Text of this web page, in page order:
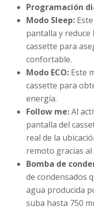
Programación
Modo Sleep:
pantalla y reduce
cassette para
confortable.
Modo ECO: Este
cassette para
energía.
Follow me:Al
pantalla del
real de la
remoto gracias
Bomba de
de condensados
agua producida
suba hasta 750